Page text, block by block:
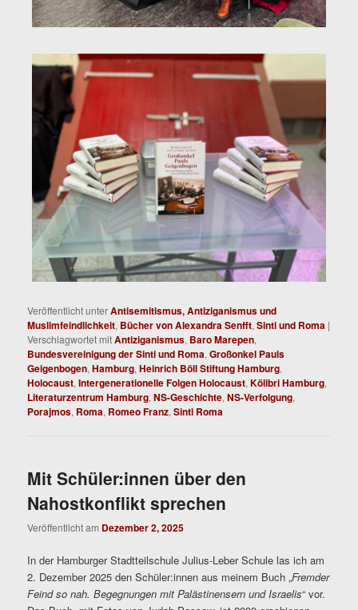
Veröffentlicht unterAntisemitismus, Antiziganismus und
Muslimfeindlichkeit, Bücher von Alexandra Senfft,Sinti und Roma |
Verschlagwortet mitAntiziganismus, Baro Marepen,
Bundesvereinigung der Sinti und Roma,Großonkel Pauls
Geigenbogen,Hamburg,Heinrich Böll Stiftung Hamburg,
Holocaust,Intergenerationelle Folgen Holocaust,Kölibri Hamburg,
Literaturzentrum Hamburg,NS-Geschichte,NS-Verfolgung,
Porajmos, Roma, Romeo Franz,Sinti Roma
Mit Schüler:innen über den
Nahostkonflikt sprechen
Veröffentlicht am Dezember 2, 2025
In der Hamburger Stadtteilschule Julius-Leber Schule las ich am
2. Dezember 2025 den Schüler:innen aus meinem Buch „Fremder
Feind so nah. Begegnungen mit Palästinensern und Israelis“ vor.